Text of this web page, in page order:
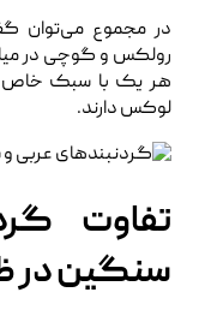
در مجموع می‌توان گفت
رولکس و گوچی در
هر یک با سبک خاص
لوکس دارند.
تفاوت
سنگین در